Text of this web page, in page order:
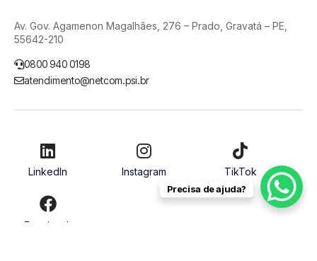
Av. Gov. Agamenon Magalhães, 276 – Prado, Gravatá – PE,
55642-210
0800 940 0198
atendimento@netcom.psi.br
LinkedIn Instagram TikTok
Facebook
Precisa de ajuda?